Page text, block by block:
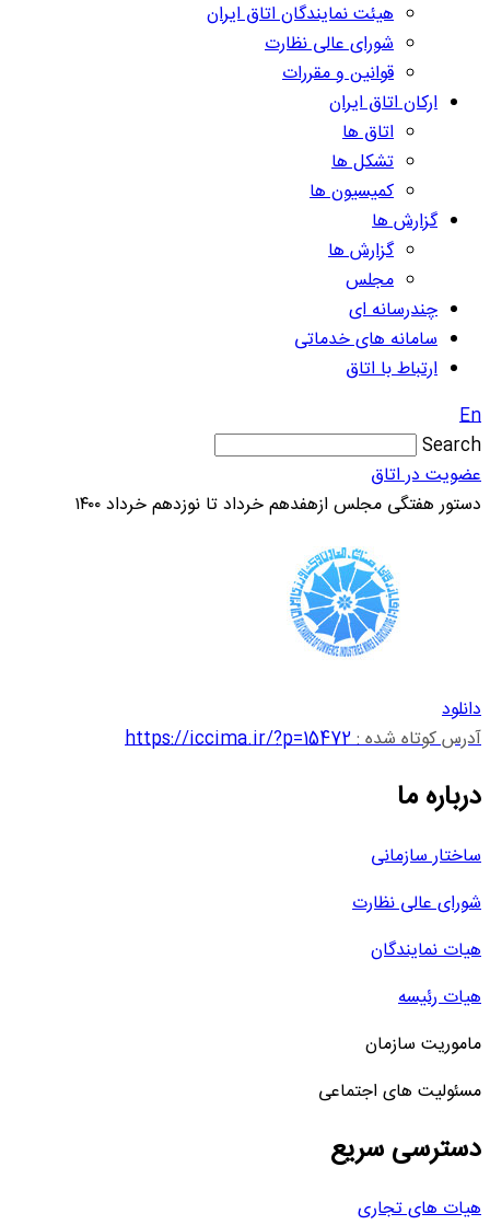
هیئت نمایندگان اتاق ایران
شورای عالی نظارت
قوانین و مقررات
ارکان اتاق ایران
اتاق ها
تشکل ها
کمیسیون ها
گزارش ها
گزارش ها
مجلس
چندرسانه ای
سامانه های خدماتی
ارتباط با اتاق
En
Search
عضویت در اتاق
دستور هفتگی مجلس ازهفدهم خرداد تا نوزدهم خرداد ۱۴۰۰
دانلود
آدرس کوتاه شده :https://iccima.ir/?p=15472
درباره ما
ساختار سازمانی
شورای عالی نظارت
هیات نمایندگان
هیات رئیسه
ماموریت سازمان
مسئولیت های اجتماعی
دسترسی سریع
هیات های تجاری